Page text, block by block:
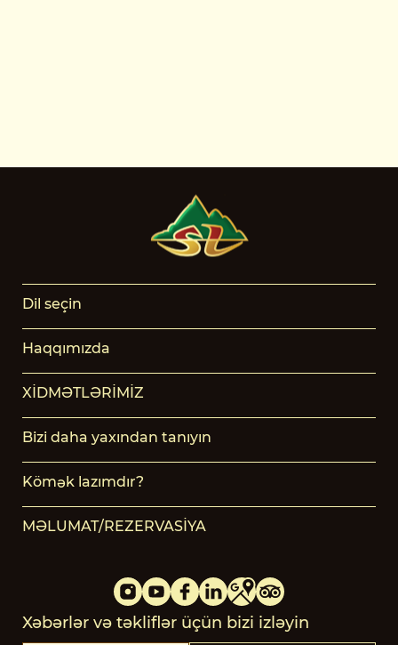
Dil seçin
Haqqımızda
XİDMƏTLƏRİMİZ
Bizi daha yaxından tanıyın
Kömək lazımdır?
MƏLUMAT/REZERVASİYA
Xəbərlər və təkliflər üçün bizi izləyin